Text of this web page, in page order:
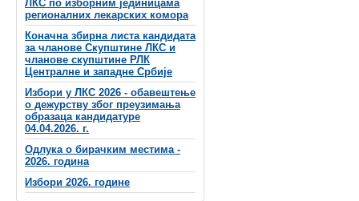
ЛКС по изборним јединицама
регионалних лекарских комора
Коначна збирна листа кандидата
за чланове Скупштине ЛКС и
чланове скупштинe РЛК
Централне и западне Србије
Избори у ЛКС 2026 - обавештење
о дежурству због преузимања
образаца кандидатуре
04.04.2026. г.
Одлука о бирачким местима -
2026. година
Избори 2026. године